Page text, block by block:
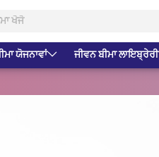
ਯੋਜਨਾਵਾਂ ਜੀਵਨ ਬੀਮਾ ਲਾਇਬ੍ਰੇਰੀ